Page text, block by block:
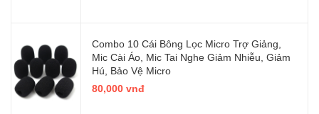
Combo 10 Cái Bông Lọc Micro Trợ Giảng,
Mic Cài Áo, Mic Tai Nghe Giảm Nhiễu, Giảm
Hú, Bảo Vệ Micro
80,000 vnđ